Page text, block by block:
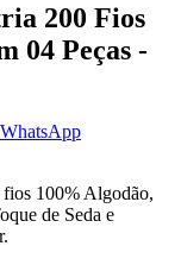
200 Fios
04 Peças -
100% Algodão,
de Seda e